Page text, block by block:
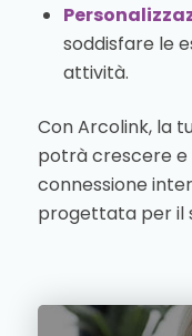
soddisfare le
attività.
Con Arcolink, la
potrà crescere e
connessione
progettata per il